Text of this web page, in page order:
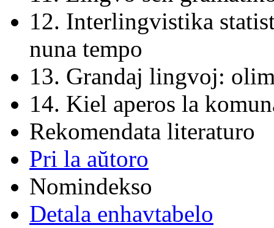
12. Interlingvistika
nuna tempo
13. Grandaj lingvoj:
14. Kiel aperos la
Rekomendata literaturo
Pri la aŭtoro
Nomindekso
Detala enhavtabelo